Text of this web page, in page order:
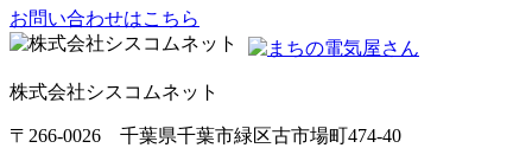
お問い合わせはこちら
株式会社シスコムネット
〒266-0026 千葉県千葉市緑区古市場町474-40